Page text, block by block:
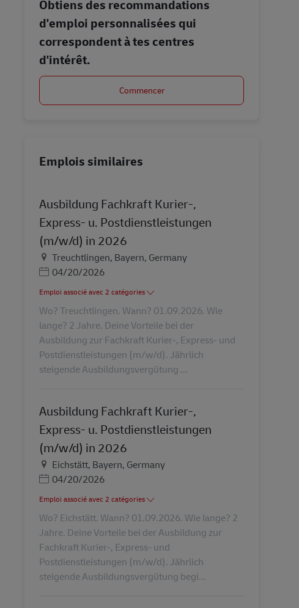
Obtiens des recommandations
d'emploi personnalisées qui
correspondent à tes centres
d'intérêt.
Commencer
Emplois similaires
Ausbildung Fachkraft Kurier-,
Express- u. Postdienstleistungen
(m/w/d) in 2026
LieuTreuchtlingen, Bayern, Germany
Posted Date
04/20/2026
Emploi associé avec 2 catégories
Wo? Treuchtlingen. Wann? 01.09.2026. Wie
lange? 2 Jahre. Deine Vorteile bei der
Ausbildung zur Fachkraft Kurier-, Express- und
Postdienstleistungen (m/w/d). Jährlich
steigende Ausbildungsvergütung ...
Ausbildung Fachkraft Kurier-,
Express- u. Postdienstleistungen
(m/w/d) in 2026
LieuEichstätt, Bayern, Germany
Posted Date
04/20/2026
Emploi associé avec 2 catégories
Wo? Eichstätt. Wann? 01.09.2026. Wie lange? 2
Jahre. Deine Vorteile bei der Ausbildung zur
Fachkraft Kurier-, Express- und
Postdienstleistungen (m/w/d). Jährlich
steigende Ausbildungsvergütung begi...